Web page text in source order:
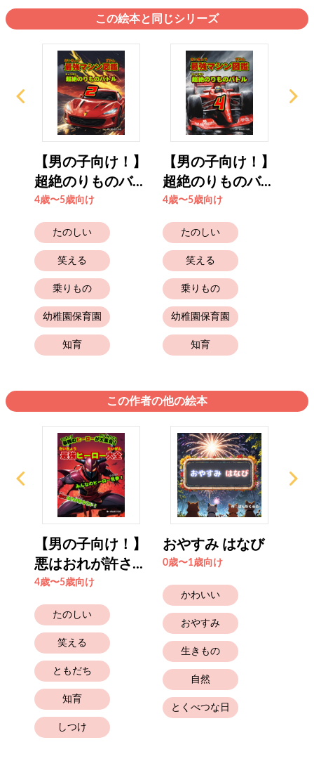
この絵本と同じシリーズ
【男の子向け！】
超絶のりものバ...
4歳〜5歳向け
たのしい
笑える
乗りもの
幼稚園保育園
知育
【男の子向け！】
超絶のりものバ...
4歳〜5歳向け
たのしい
笑える
乗りもの
幼稚園保育園
知育
この作者の他の絵本
【男の子向け！】
悪はおれが許さ...
4歳〜5歳向け
たのしい
笑える
ともだち
知育
しつけ
おやすみ はなび
0歳〜1歳向け
かわいい
おやすみ
生きもの
自然
とくべつな日